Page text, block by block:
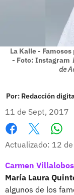
La Kalle -
- Foto: Instagram
de
Por: Redacción
11 de Sept, 2017
Facebook
X
Actualizado: 12
Carmen Villalobos
María Laura
algunos de los